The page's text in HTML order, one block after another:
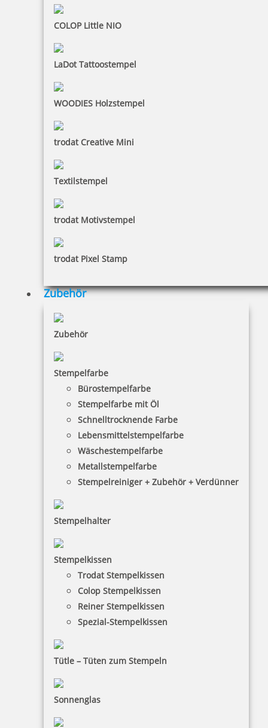
COLOP Little NIO
LaDot Tattoostempel
WOODIES Holzstempel
trodat Creative Mini
Textilstempel
trodat Motivstempel
trodat Pixel Stamp
Zubehör
Zubehör
Stempelfarbe
Bürostempelfarbe
Stempelfarbe mit Öl
Schnelltrocknende Farbe
Lebensmittelstempelfarbe
Wäschestempelfarbe
Metallstempelfarbe
Stempelreiniger + Zubehör + Verdünner
Stempelhalter
Stempelkissen
Trodat Stempelkissen
Colop Stempelkissen
Reiner Stempelkissen
Spezial-Stempelkissen
Tütle – Tüten zum Stempeln
Sonnenglas
HINWEISE
Versandinformationen
Zahlungsbedingungen
Bestellhinweise
INFORMATIONEN